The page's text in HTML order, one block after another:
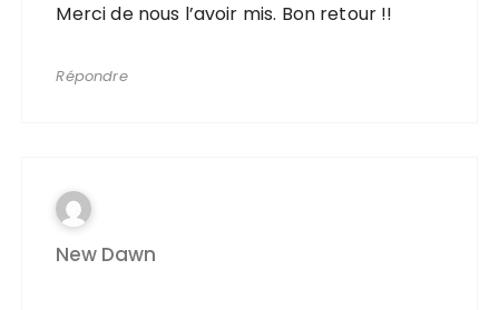
Merci de nous l’avoir mis. Bon retour !!
Répondre
New Dawn